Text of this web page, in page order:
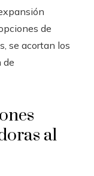
de
se acortan los
de
al